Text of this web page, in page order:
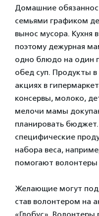
Домашние
семьями графиком
вынос мусора. Кухня
поэтому дежурная
одно блюдо на один
обед суп. Продукты
акциях в
консервы, молоко,
мелочи мамы
планировать
специфические
набора веса,
помогают волонтеры
Желающие могут
став волонтером на